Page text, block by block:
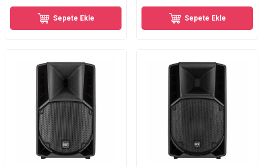
Sepete Ekle Sepete Ekle